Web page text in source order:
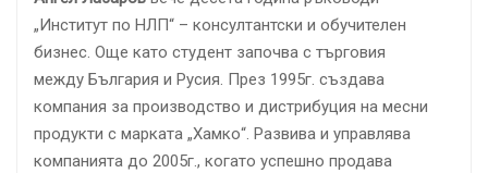
„Институт по НЛП“ – консултантски и обучителен
бизнес. Още като студент започва с търговия
между България и Русия. През 1995г. създава
компания за производство и дистрибуция на месни
продукти с марката „Хамко“. Развива и управлява
компанията до 2005г., когато успешно продава